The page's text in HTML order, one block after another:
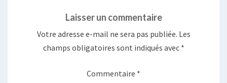
Laisser un commentaire
Votre adresse e-mail ne sera pas publiée. Les
champs obligatoires sont indiqués avec *
Commentaire *